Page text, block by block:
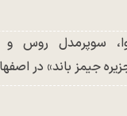
سوپرمدل روس و
جیمز باند» در